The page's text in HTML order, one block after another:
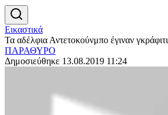
Εικαστικά
Τα αδέλφια Αντετοκούνμπο έγιναν γκράφιτι
ΠΑΡΑΘΥΡΟ
Δημοσιεύθηκε 13.08.2019 11:24